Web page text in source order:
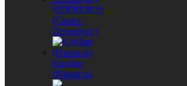
KERBEROS
(Санкт-
Петербург)
Knollan
(Израиль)